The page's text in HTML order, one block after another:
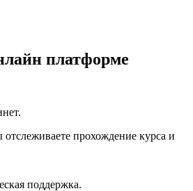
платформе
прохождение курса и
поддержка.